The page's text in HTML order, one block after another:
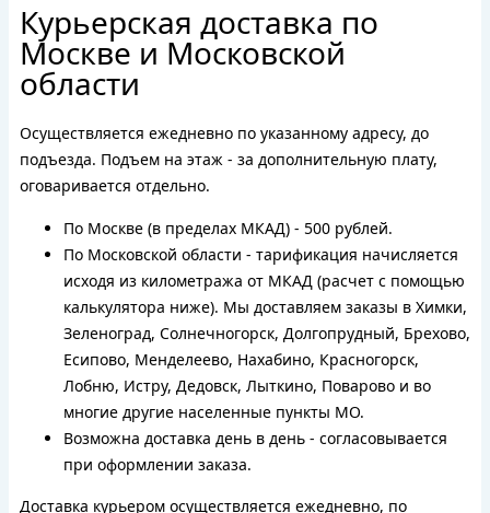
Курьерская доставка по
Москве и Московской
области
Осуществляется ежедневно по указанному адресу, до
подъезда. Подъем на этаж - за дополнительную плату,
оговаривается отдельно.
По Москве (в пределах МКАД) - 500 рублей.
По Московской области - тарификация начисляется
исходя из километража от МКАД (расчет с помощью
калькулятора ниже). Мы доставляем заказы в Химки,
Зеленоград, Солнечногорск, Долгопрудный, Брехово,
Есипово, Менделеево, Нахабино, Красногорск,
Лобню, Истру, Дедовск, Лыткино, Поварово и во
многие другие населенные пункты МО.
Возможна доставка день в день - согласовывается
при оформлении заказа.
Доставка курьером осуществляется ежедневно, по